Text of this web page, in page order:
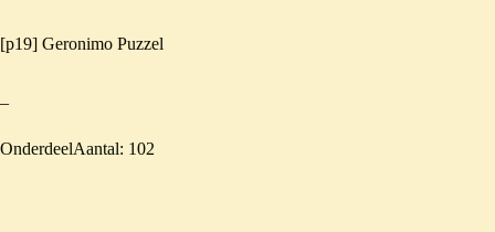
[p19] Geronimo Puzzel
–
OnderdeelAantal: 102